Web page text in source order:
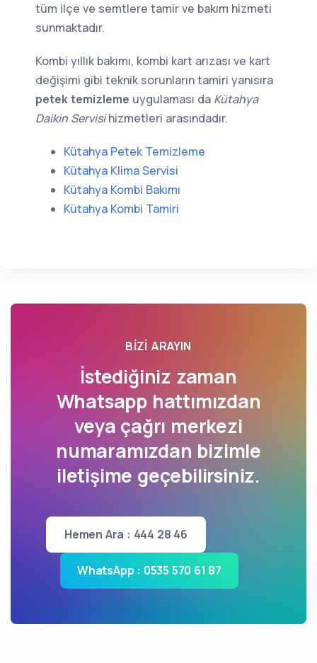
tüm ilçe ve semtlere tamir ve bakım hizmeti
sunmaktadır.
Kombi yıllık bakımı, kombi kart arızası ve kart
değişimi gibi teknik sorunların tamiri yanısıra
petek temizleme uygulaması da Kütahya
Daikin Servisihizmetleri arasındadır.
Kütahya Petek Temizleme
Kütahya Klima Servisi
Kütahya Kombi Bakımı
Kütahya Kombi Tamiri
BIZI ARAYIN
İstediğiniz zaman
Whatsapp hattımızdan
veya çağrı merkezi
numaramızdan bizimle
iletişime geçebilirsiniz.
Hemen Ara : 444 28 46
WhatsApp : 0535 570 61 87